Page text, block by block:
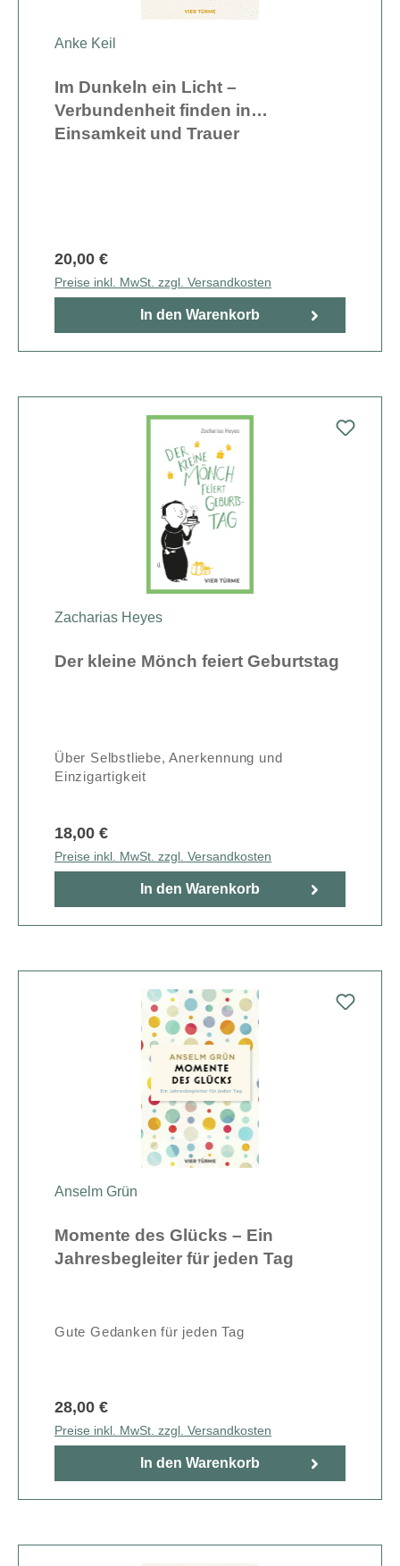
Anke Keil
Im Dunkeln ein Licht –
Verbundenheit finden in
Einsamkeit und Trauer
20,00 €
Preise inkl. MwSt. zzgl. Versandkosten
In den Warenkorb
Zacharias Heyes
Der kleine Mönch feiert Geburtstag
Über Selbstliebe, Anerkennung und
Einzigartigkeit
18,00 €
Preise inkl. MwSt. zzgl. Versandkosten
In den Warenkorb
Anselm Grün
Momente des Glücks – Ein
Jahresbegleiter für jeden Tag
Gute Gedanken für jeden Tag
28,00 €
Preise inkl. MwSt. zzgl. Versandkosten
In den Warenkorb